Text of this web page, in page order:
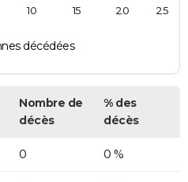
décédées
10 15 20 25
Nombre de
décès
% des
décès
0 0 %